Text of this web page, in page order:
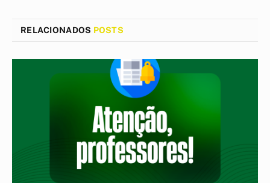
RELACIONADOS POSTS